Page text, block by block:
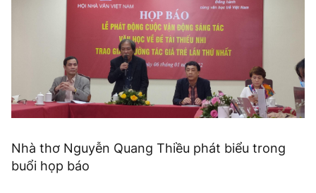
Nhà thơ Nguyễn Quang Thiều phát biểu trong
buổi họp báo